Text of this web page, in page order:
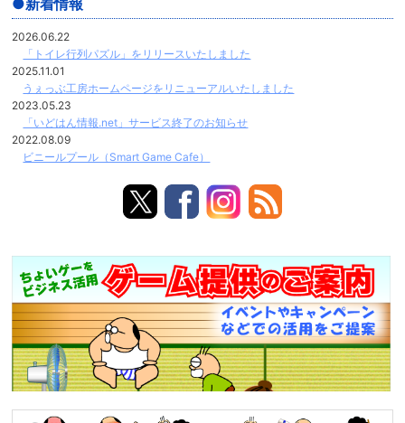
2026.06.22
「トイレ行列パズル」をリリースいたしました
2025.11.01
うぇっぶ工房ホームページをリニューアルいたしました
2023.05.23
「いどはん情報.net」サービス終了のお知らせ
2022.08.09
ビニールプール（Smart Game Cafe）